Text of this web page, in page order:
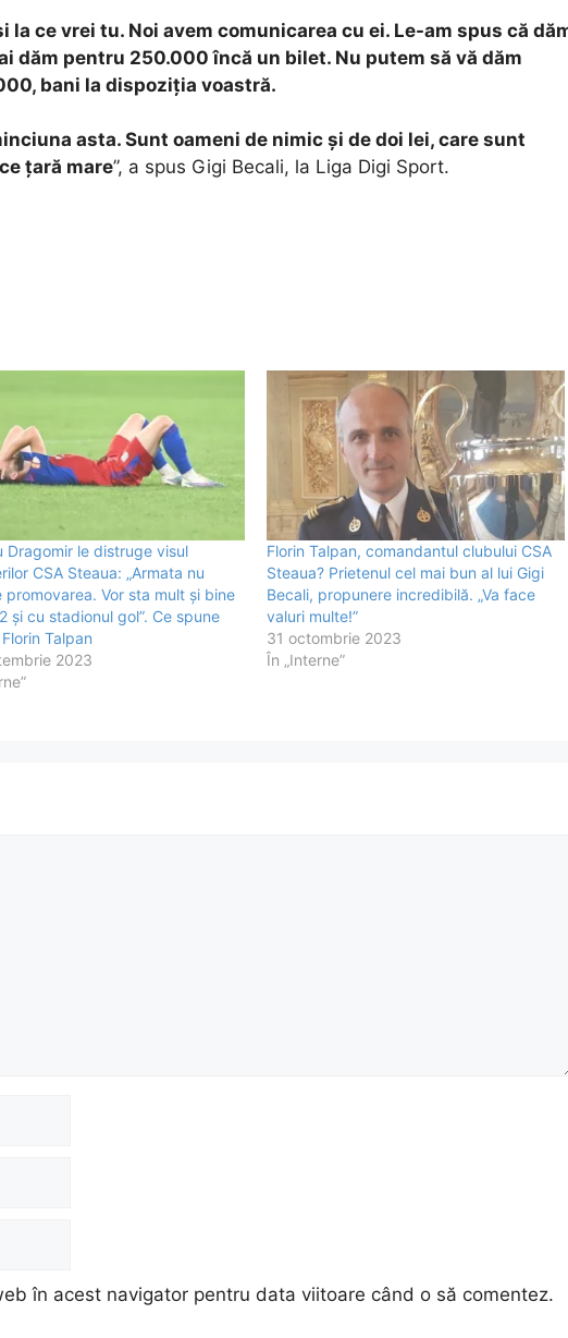
la ce vrei tu. Noi avem comunicarea cu ei. Le-am spus că
dăm pentru 250.000 încă un bilet. Nu putem să vă dăm
bani la dispoziția voastră.
asta. Sunt oameni de nimic și de doi lei, care sunt
țară mare”, a spus Gigi Becali, la Liga Digi Sport.
Dragomir le distruge visul
CSA Steaua: „Armata nu
promovarea. Vor sta mult și bine
și cu stadionul gol”. Ce spune
Talpan
2023
Florin Talpan, comandantul clubului CSA
Steaua? Prietenul cel mai bun al lui Gigi
Becali, propunere incredibilă. „Va face
valuri multe!”
31 octombrie 2023
În „Interne”
în acest navigator pentru data viitoare când o să comentez.